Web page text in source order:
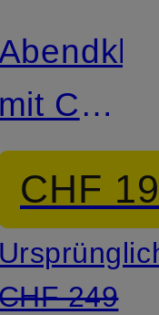
mit Cut-
CHF
249